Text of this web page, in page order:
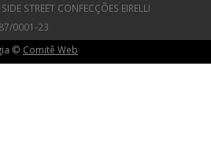
STREET CONFECÇÕES EIRELLI
0001-23
© Comitê Web